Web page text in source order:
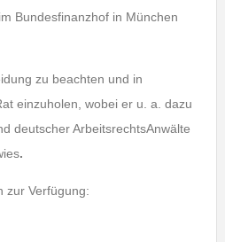
Bundesfinanzhof in München
zu beachten und in
einzuholen, wobei er u. a. dazu
deutscher ArbeitsrechtsAnwälte
.
zur Verfügung: